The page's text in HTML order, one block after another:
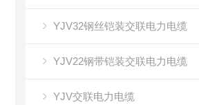
YJV32钢丝铠装交联电力电缆
YJV22钢带铠装交联电力电缆
YJV交联电力电缆